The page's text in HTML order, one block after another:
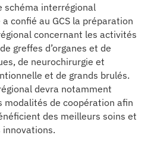
schéma interrégional
confié au GCS la préparation
concernant les activités
greffes d’organes et de
de neurochirurgie et
et de grands brulés.
devra notamment
modalités de coopération afin
des meilleurs soins et